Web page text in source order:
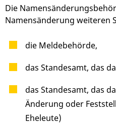
Die
Namensänderung weiteren
die Meldebehörde,
das Standesamt, das
das Standesamt, das
Änderung oder
Eheleute)